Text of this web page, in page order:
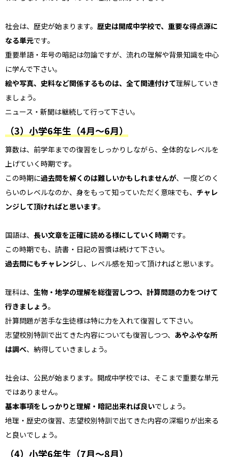
社会は、歴史が始まります。 歴史は開成中学校で、重要な得点源に
なる単元です。
重要単語・年号の暗記は勿論ですが、流れの理解や背景知識を中心
に学んで下さい。
絵や写真、史料など関係するものは、全て関連付けて理解していき
ましょう。
ニュース・新聞は継続して行って下さい。
（3）小学6年生（4月〜6月）
算数は、前学年までの復習をしっかりしながら、全体的なレベルを
上げていく時期です。
この時期に過去問を解くのは難しいかもしれませんが、一度どのく
らいのレベルなのか、身をもって知っていただく意味でも、 チャレ
ンジして頂ければと思います。
国語は、 長い文章を正確に読める様にしていく時期です。
この時期でも、読書・日記の習慣は続けて下さい。
過去問にもチャレンジし、レベル感を知って頂ければと思います。
理科は、 生物・地学の理解を総復習しつつ、計算問題の力をつけて
行きましょう。
計算問題が苦手な生徒様は特に力を入れて復習して下さい。
志望校別特訓で出てきた内容についても復習しつつ、 あやふやな所
は調べ、納得していきましょう。
社会は、公民が始まります。開成中学校では、そこまで重要な単元
ではありません。
基本事項をしっかりと理解・暗記出来れば良いでしょう。
地理・歴史の復習、志望校別特訓で出てきた内容の深堀りが出来る
と良いでしょう。
（4）小学6年生（7月〜8月）